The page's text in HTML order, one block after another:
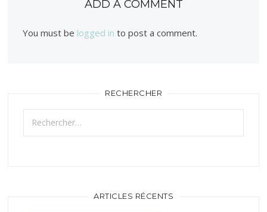
ADD A COMMENT
You must be logged in to post a comment.
RECHERCHER
Rechercher :
ARTICLES RÉCENTS